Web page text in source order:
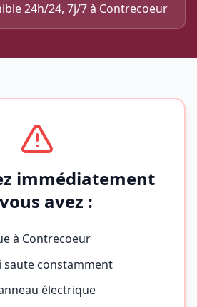
24h/24, 7j/7 à Contrecoeur
immédiatement
avez :
à Contrecoeur
saute constamment
électrique